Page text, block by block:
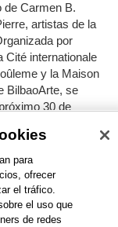
de Carmen B.
artistas de la
por
Cité internationale
y la Maison
BilbaoArte, se
30 de
para
ofrecer
el tráfico.
el uso que
de redes